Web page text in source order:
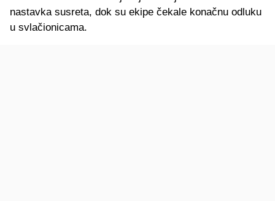
nastavka susreta, dok su ekipe čekale konačnu odluku
u svlačionicama.